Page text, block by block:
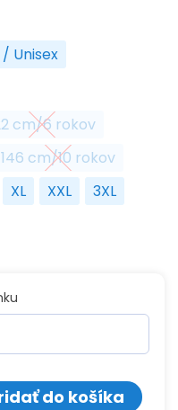
Unisex
Pánsky / Unisex
cm/6 rokov
122 cm/6 rokov
146 cm/10 rokov
146 cm/10 rokov
XL
XL XXL
XXL 3XL
3XL
do košíka